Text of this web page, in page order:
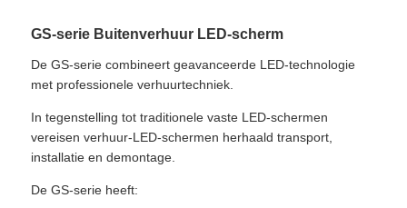
Verhuur van LED-schermen
COB LED VIDEO WALL
Transparant LED -display
GS-serie Buitenverhuur LED-scherm
De GS-serie combineert geavanceerde LED-technologie
met professionele verhuurtechniek.
In tegenstelling tot traditionele vaste LED-schermen
vereisen verhuur-LED-schermen herhaald transport,
installatie en demontage.
De GS-serie heeft: